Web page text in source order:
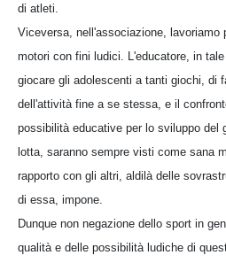
di atleti.
Viceversa, nell'associazione, lavoriamo
motori con fini ludici. L'educatore, in
giocare gli adolescenti a tanti giochi, di
dell'attività fine a se stessa, e il
possibilità educative per lo sviluppo del
lotta, saranno sempre visti come sana
rapporto con gli altri, aldilà delle
di essa, impone.
Dunque non negazione dello sport in
qualità e delle possibilità ludiche di